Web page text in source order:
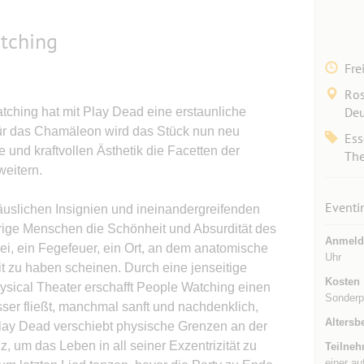
hat mit Play Dead eine erstaunliche
das Chamäleon wird das Stück nun neu
und kraftvollen Ästhetik die Facetten der
Insignien und ineinandergreifenden
Menschen die Schönheit und Absurdität des
ein Fegefeuer, ein Ort, an dem anatomische
zu haben scheinen. Durch eine jenseitige
Theater erschafft People Watching einen
fließt, manchmal sanft und nachdenklich,
Dead verschiebt physische Grenzen an der
um das Leben in all seiner Exzentrizität zu
Uhr
Kosten